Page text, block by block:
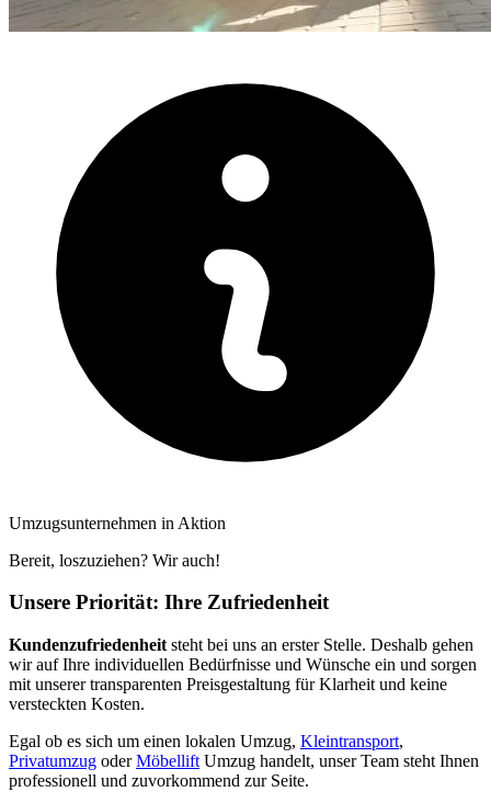
Umzugsunternehmen in Aktion
Bereit, loszuziehen? Wir auch!
Unsere Priorität: Ihre Zufriedenheit
Kundenzufriedenheit steht bei uns an erster Stelle. Deshalb gehen
wir auf Ihre individuellen Bedürfnisse und Wünsche ein und sorgen
mit unserer transparenten Preisgestaltung für Klarheit und keine
versteckten Kosten.
Egal ob es sich um einen lokalen Umzug, Kleintransport,
Privatumzug oderMöbellift Umzug handelt, unser Team steht Ihnen
professionell und zuvorkommend zur Seite.